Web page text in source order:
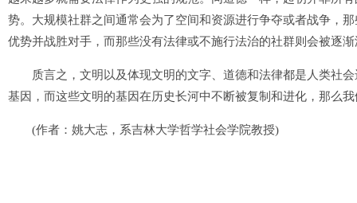
势。大规模社群之间通常会为了空间和资源进行争夺或者战争，
优势并战胜对手，而那些没有法律或不施行法治的社群则会被逐
质言之，文明以及体现文明的文字、道德和法律都是人类社会
基因，而这些文明的基因在历史长河中不断被复制和进化，那么
(作者：姚大志，系吉林大学哲学社会学院教授)